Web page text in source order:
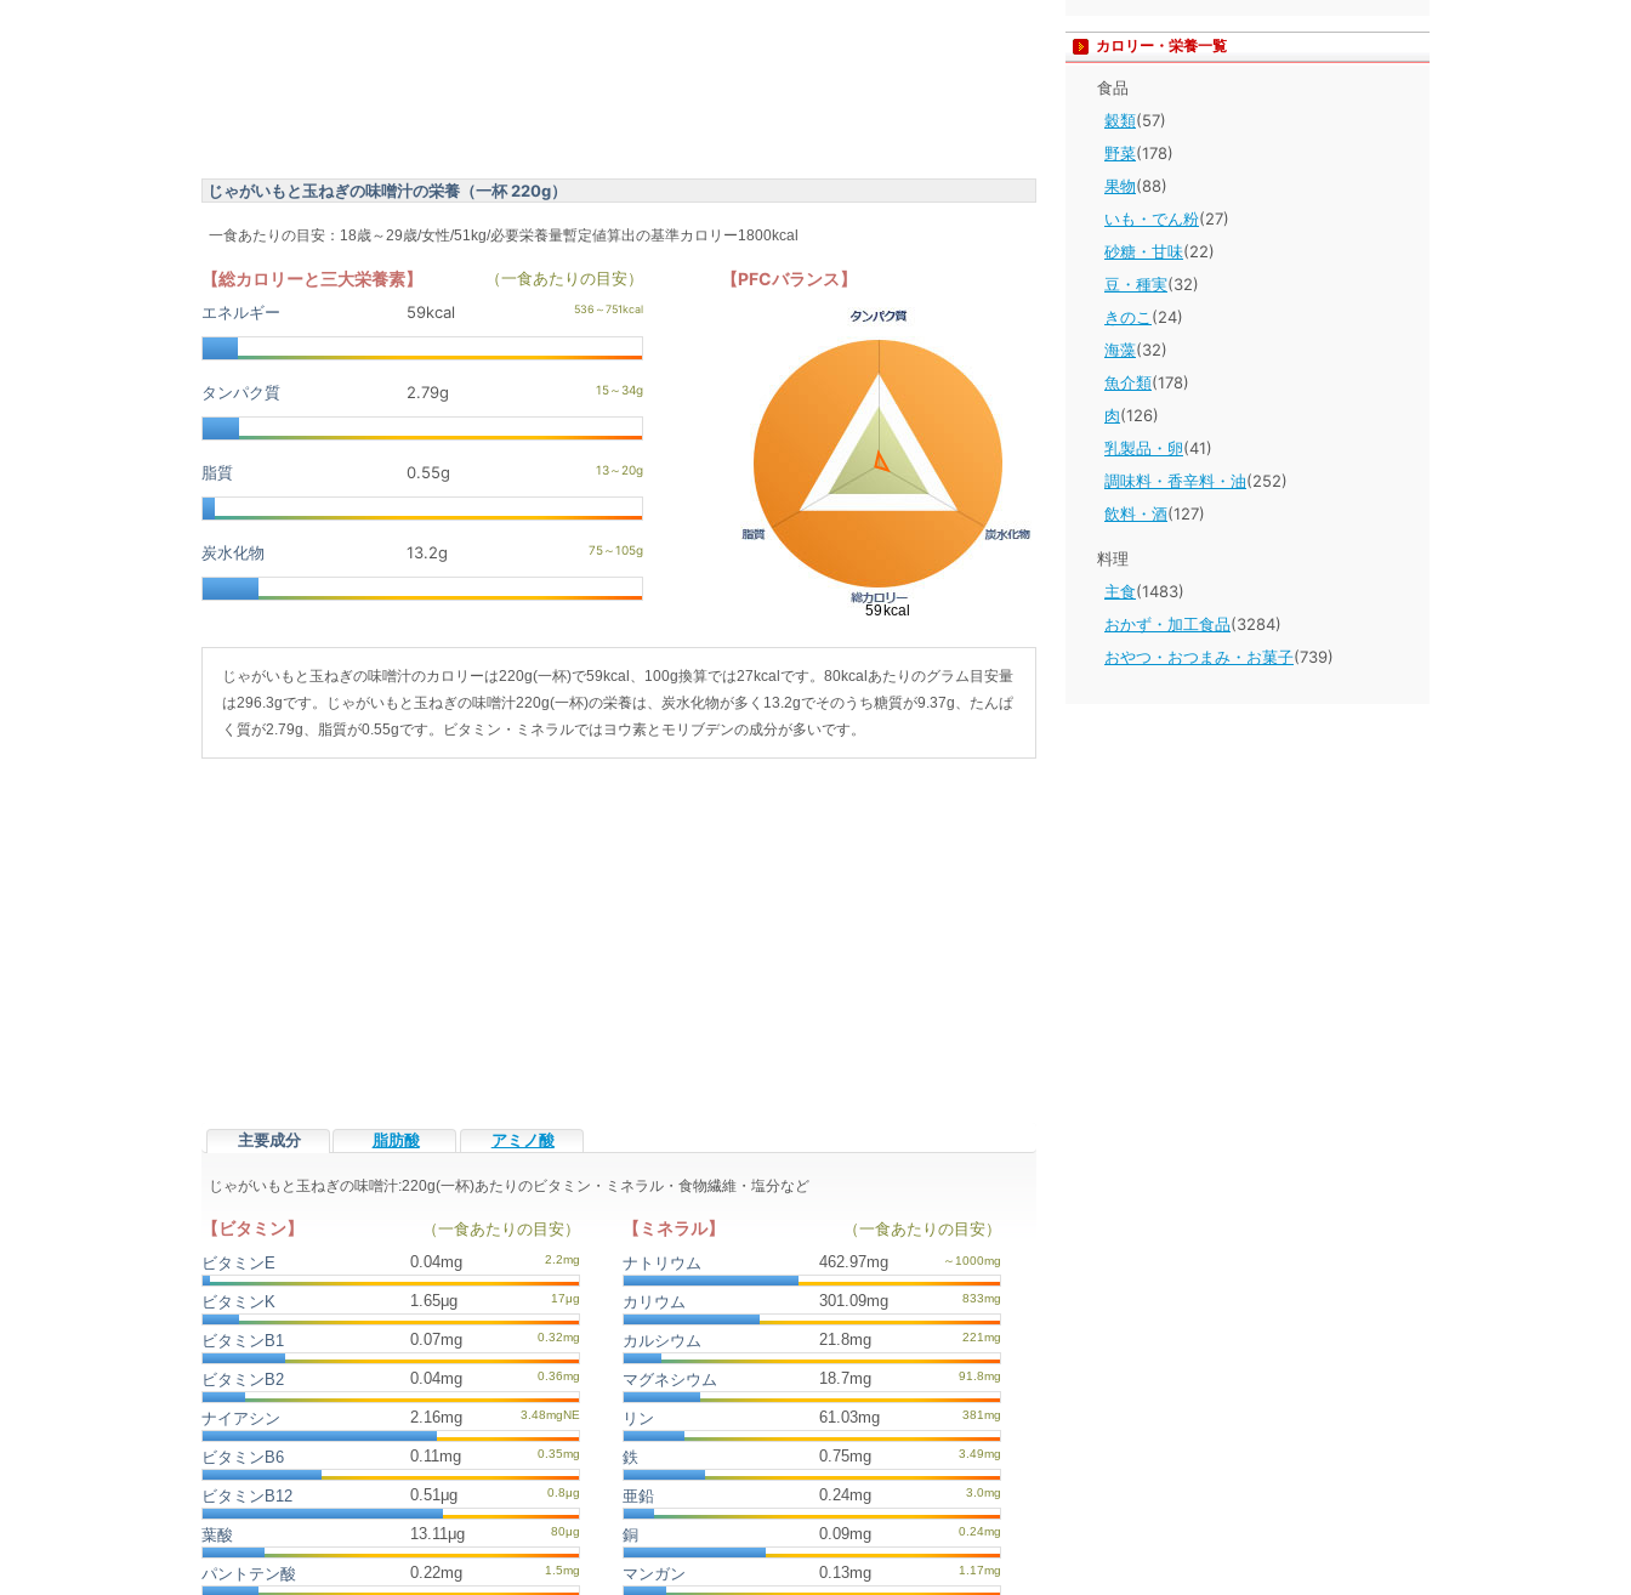
じゃがいもと玉ねぎの味噌汁の栄養（一杯 220g）
一食あたりの目安：18歳～29歳/女性/51kg/必要栄養量暫定値算出の基準カロリー1800kcal
【総カロリーと三大栄養素】
（一食あたりの目安）
エネルギー
59kcal
タンパク質 2.79g
脂質 0.55g
炭水化物 13.2g
【PFCバランス】
じゃがいもと玉ねぎの味噌汁のカロリーは220g(一杯)で59kcal、100g換算では27kcalです。80kcalあたりのグラム目安量
は296.3gです。じゃがいもと玉ねぎの味噌汁220g(一杯)の栄養は、炭水化物が多く13.2gでそのうち糖質が9.37g、たんぱ
く質が2.79g、脂質が0.55gです。ビタミン・ミネラルではヨウ素とモリブデンの成分が多いです。
主要成分 脂肪酸 アミノ酸
じゃがいもと玉ねぎの味噌汁:220g(一杯)あたりのビタミン・ミネラル・食物繊維・塩分など
【ビタミン】
（一食あたりの目安）
ビタミンE
0.04mg
ビタミンK 1.65μg
ビタミンB1 0.07mg
ビタミンB2 0.04mg
ナイアシン 2.16mg
ビタミンB6 0.11mg
ビタミンB12 0.51μg
葉酸 13.11μg
パントテン酸 0.22mg
【ミネラル】
（一食あたりの目安）
ナトリウム
462.97mg
カリウム 301.09mg
カルシウム 21.8mg
マグネシウム 18.7mg
リン 61.03mg
鉄 0.75mg
亜鉛 0.24mg
銅 0.09mg
マンガン 0.13mg
カロリー・栄養一覧
食品
穀類(57)
野菜(178)
果物(88)
いも・でん粉(27)
砂糖・甘味(22)
豆・種実(32)
きのこ (24)
海藻(32)
魚介類(178)
肉(126)
乳製品・卵(41)
調味料・香辛料・油(252)
飲料・酒(127)
料理
主食(1483)
おかず・加工食品(3284)
おやつ・おつまみ・お菓子(739)